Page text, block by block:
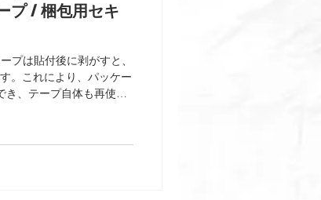
プ / 梱包用セキ
プは貼付後に剥がすと、
。これにより、パッケー
き、テープ自体も再使用